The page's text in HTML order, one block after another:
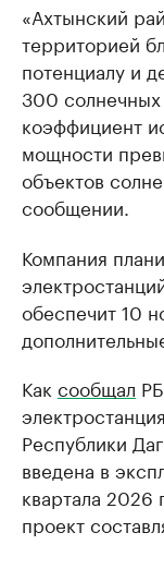
«Ахтынский
территорией
потенциалу и
300
коэффициент
мощности
объектов
сообщении.
Компания
обеспечит 10
Как сообщал
Республики
введена в
квартала
проект